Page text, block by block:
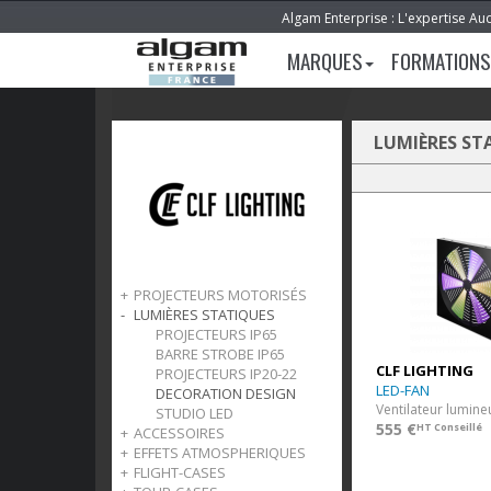
Algam Enterprise : L'expertise
MARQUES FORMATIONS
PROJECTEURS MOTORISÉS
LED
LAMPES
LUMIÈRES STATIQUES
PROJECTEURS IP65
BARRE STROBE IP65
PROJECTEURS IP20-22
DECORATION DESIGN
STUDIO LED
ACCESSOIRES
SYSTEME SANS FIL
CABLES D'ALIMENTATION
EFFETS ATMOSPHERIQUES
VENTILATEURS
FLIGHT-CASES
LUMIÈRES
CLF LIGHTING
LED-FAN
Ventilateur
555 €HT Conseillé